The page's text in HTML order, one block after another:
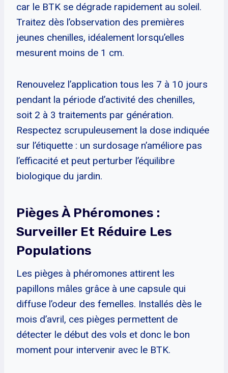
car le BTK se dégrade rapidement au soleil.
Traitez dès l’observation des premières
jeunes chenilles, idéalement lorsqu’elles
mesurent moins de 1 cm.
Renouvelez l’application tous les 7 à 10 jours
pendant la période d’activité des chenilles,
soit 2 à 3 traitements par génération.
Respectez scrupuleusement la dose indiquée
sur l’étiquette : un surdosage n’améliore pas
l’efficacité et peut perturber l’équilibre
biologique du jardin.
Pièges À Phéromones :
Surveiller Et Réduire Les
Populations
Les pièges à phéromones attirent les
papillons mâles grâce à une capsule qui
diffuse l’odeur des femelles. Installés dès le
mois d’avril, ces pièges permettent de
détecter le début des vols et donc le bon
moment pour intervenir avec le BTK.